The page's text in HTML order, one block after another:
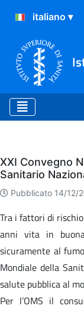
Eventi
XXI Convegno
Sanitario
Pubblicato 14/12/
Tra i fattori di
anni vita in
sicuramente al
Mondiale della
salute pubblica al
Per l’OMS il